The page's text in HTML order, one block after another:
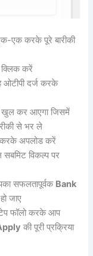
एक करके पूरे बारीकी
क्लिक करें
ओटीपी दर्ज करके
खुल कर आएगा जिसमें
से भर ले
करके अपलोड करें
विकल्प पर
सफलतापूर्वक Bank
हो जाए
फॉलो करके आप
की पूरी प्रक्रिया